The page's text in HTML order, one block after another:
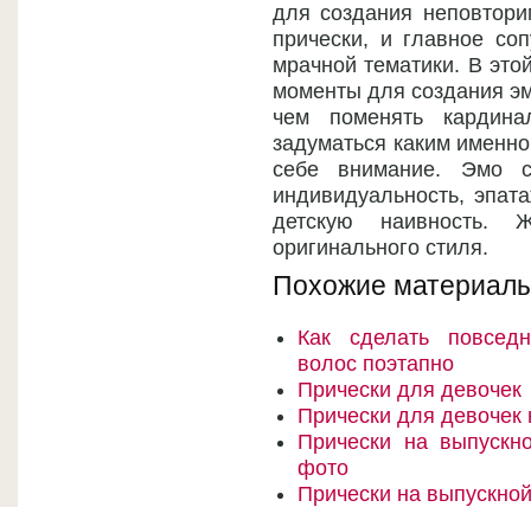
для создания
прически, и главное
мрачной тематики. В
моменты для создания
чем поменять
задуматься каким
себе внимание. Эмо
индивидуальность,
детскую
оригинального стиля.
Похожие
Как сделать
волос поэтапно
Прически для девочек
Прически для девочек
Прически на
фото
Прически на